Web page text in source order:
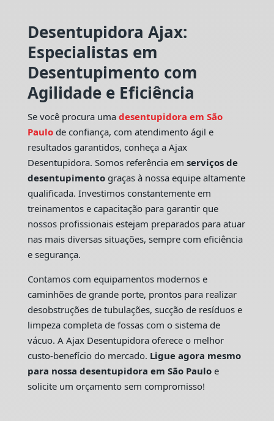
Desentupidora Ajax:
Especialistas em
Desentupimento com
Agilidade e Eficiência
Se você procura uma desentupidora em São
Paulo de confiança, com atendimento ágil e
resultados garantidos, conheça a Ajax
Desentupidora. Somos referência em serviços de
desentupimentograças à nossa equipe altamente
qualificada. Investimos constantemente em
treinamentos e capacitação para garantir que
nossos profissionais estejam preparados para atuar
nas mais diversas situações, sempre com eficiência
e segurança.
Contamos com equipamentos modernos e
caminhões de grande porte, prontos para realizar
desobstruções de tubulações, sucção de resíduos e
limpeza completa de fossas com o sistema de
vácuo. A Ajax Desentupidora oferece o melhor
custo-benefício do mercado. Ligue agora mesmo
para nossa desentupidora em São Pauloe
solicite um orçamento sem compromisso!